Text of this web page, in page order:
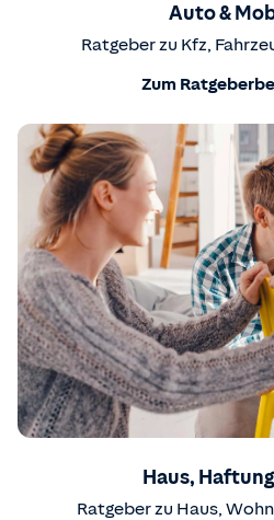
Auto &
Ratgeber zu Kfz,
Zum
Haus,
Ratgeber zu Haus,